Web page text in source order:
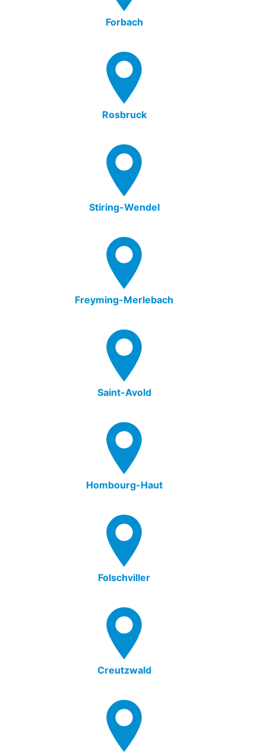
Forbach
Rosbruck
Stiring-Wendel
Freyming-Merlebach
Saint-Avold
Hombourg-Haut
Folschviller
Creutzwald